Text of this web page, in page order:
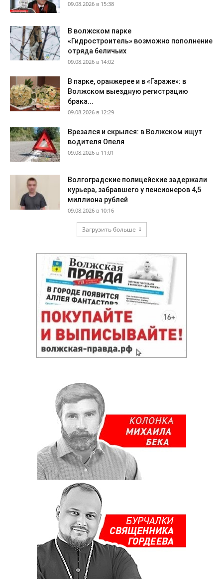
09.08.2026 в 15:38
В волжском парке
«Гидростроитель» возможно пополнение
отряда беличьих
09.08.2026 в 14:02
В парке, оранжерее и в «Гараже»: в
Волжском выездную регистрацию
брака...
09.08.2026 в 12:29
Врезался и скрылся: в Волжском ищут
водителя Опеля
09.08.2026 в 11:01
Волгоградские полицейские задержали
курьера, забравшего у пенсионеров 4,5
миллиона рублей
09.08.2026 в 10:16
Загрузить больше